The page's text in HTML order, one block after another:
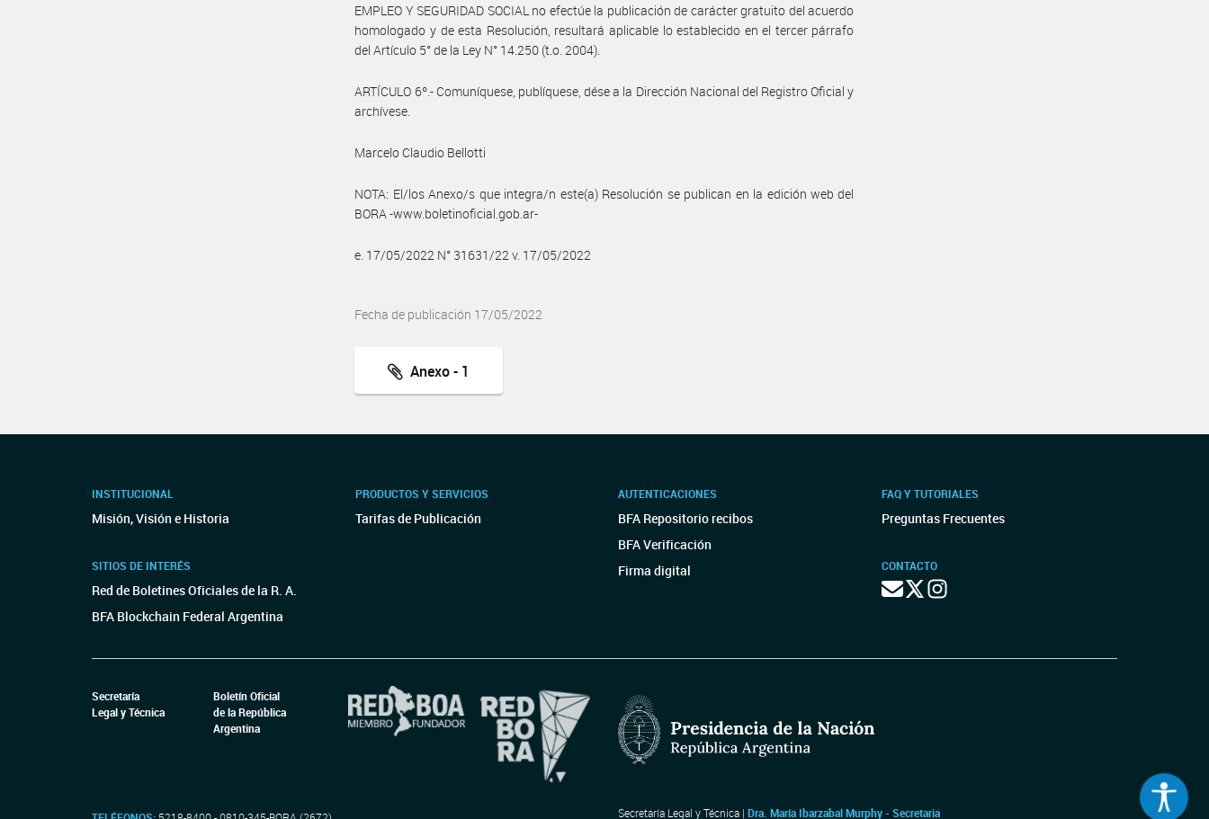
EMPLEO Y SEGURIDAD SOCIAL no efectúe la publicación de carácter gratuito del acuerdo
homologado y de esta Resolución, resultará aplicable lo establecido en el tercer párrafo
del Artículo 5° de la Ley N° 14.250 (t.o. 2004).
ARTÍCULO 6º.- Comuníquese, publíquese, dése a la Dirección Nacional del Registro Oficial y
archívese.
Marcelo Claudio Bellotti
NOTA: El/los Anexo/s que integra/n este(a) Resolución se publican en la edición web del
BORA -www.boletinoficial.gob.ar-
e. 17/05/2022 N° 31631/22 v. 17/05/2022
Fecha de publicación 17/05/2022
Anexo - 1
INSTITUCIONAL
Misión, Visión e Historia
SITIOS DE INTERÉS
Red de Boletines Oficiales de la R. A.
BFA Blockchain Federal Argentina
PRODUCTOS Y SERVICIOS
Tarifas de Publicación
AUTENTICACIONES
BFA Repositorio recibos
BFA Verificación
Firma digital
FAQ Y TUTORIALES
Preguntas Frecuentes
CONTACTO
Secretaría
Legal y Técnica
Boletín Oficial
de la República
Argentina
Secretaría Legal y Técnica | Dra. María Ibarzabal Murphy - Secretaria